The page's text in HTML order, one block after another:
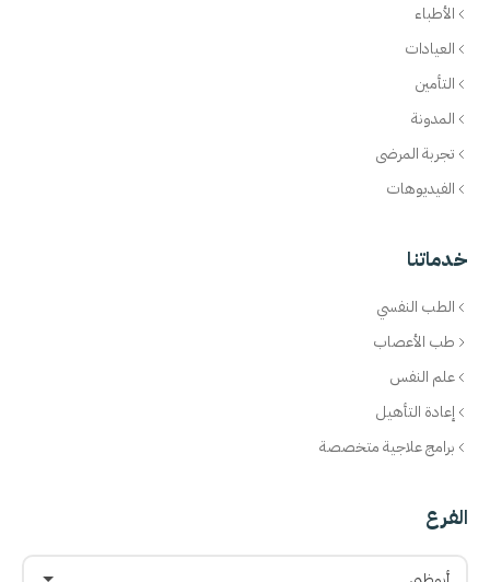
الأطباء
العيادات
التأمين
المدونة
تجربة المرضى
الفيديوهات
خدماتنا
الطب النفسي
طب الأعصاب
علم النفس
إعادة التأهيل
برامج علاجية متخصصة
الفرع